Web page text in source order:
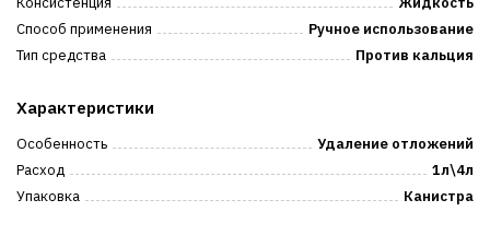
Способ применения
Ручное использование
Тип средства
Против кальция
Характеристики
Особенность
Удаление отложений
Расход
1л\4л
Упаковка
Канистра